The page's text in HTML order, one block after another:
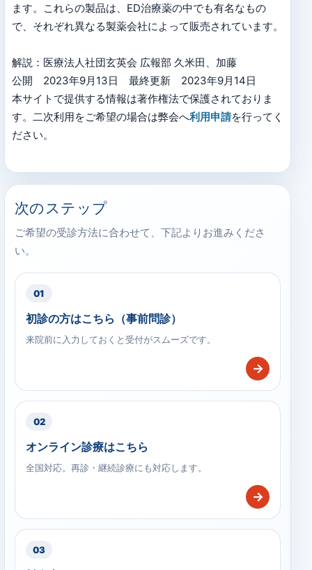
ます。これらの製品は、ED治療薬の中でも有名なもの
で、それぞれ異なる製薬会社によって販売されています。
解説：医療法人社団玄英会 広報部 久米田、加藤
公開 2023年9月13日 最終更新 2023年9月14日
本サイトで提供する情報は著作権法で保護されておりま
す。二次利用をご希望の場合は弊会へ利用申請を行ってく
ださい。
次のステップ
ご希望の受診方法に合わせて、下記よりお進みくださ
い。
01
初診の方はこちら（事前問診）
来院前に入力しておくと受付がスムーズです。
→
02
オンライン診療はこちら
全国対応。再診・継続診療にも対応します。
→
03